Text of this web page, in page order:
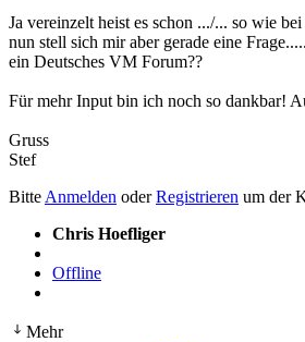
Ja vereinzelt heist es schon .../... so wie
nun stell sich mir aber gerade eine
ein Deutsches VM Forum??
Für mehr Input bin ich noch so dankbar!
Gruss
Stef
Bitte Anmelden oderRegistrieren um der
Chris Hoefliger
Offline
Mehr